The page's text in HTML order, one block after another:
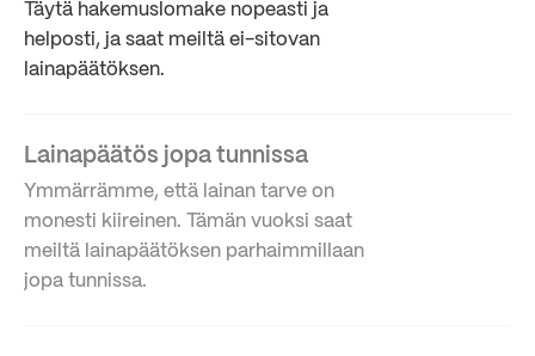
Täytä hakemuslomake nopeasti ja
helposti, ja saat meiltä ei-sitovan
lainapäätöksen.
Lainapäätös jopa tunnissa
Ymmärrämme, että lainan tarve on
monesti kiireinen. Tämän vuoksi saat
meiltä lainapäätöksen parhaimmillaan
jopa tunnissa.